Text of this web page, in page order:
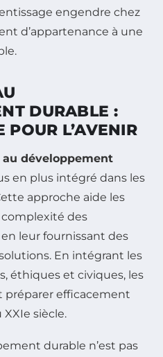
engendre chez
d’appartenance à une
DURABLE :
POUR L’AVENIR
développement
en plus intégré dans les
approche aide les
des
leur fournissant des
En intégrant les
éthiques et civiques, les
efficacement
siècle.
durable n’est pas